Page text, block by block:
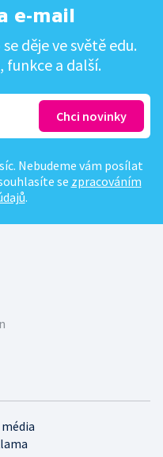
e-mail
děje ve světě edu.
funkce a další.
Nebudeme vám posílat
se zpracováním
.